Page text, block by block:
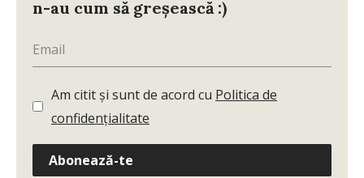
n-au cum să greșească :)
Am citit și sunt de acord cu Politica de
confidențialitate
Abonează-te